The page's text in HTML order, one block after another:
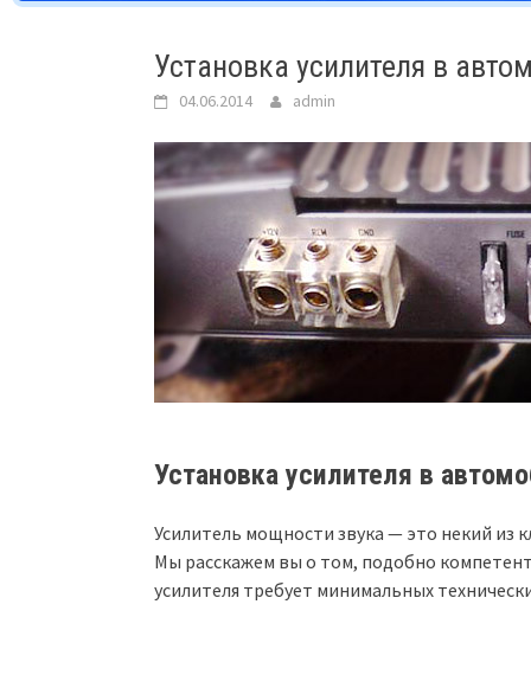
Установка усилителя в
04.06.2014 admin
Установка усилителя в
Усилитель мощности звука — это некий из
Мы расскажем вы о том, подобно
усилителя требует минимальных